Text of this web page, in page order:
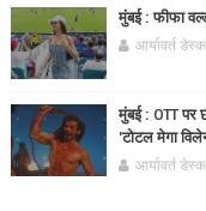
मुंबई : फीफा
आर्यावर्त डेस्क
मुंबई : OTT पर
'टोटल मेगा
आर्यावर्त डेस्क